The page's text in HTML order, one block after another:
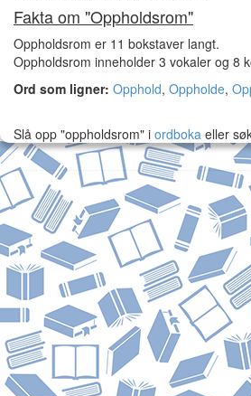
Fakta om "Oppholdsrom"
Oppholdsrom er 11 bokstaver langt.
Oppholdsrom inneholder 3 vokaler og 8
Ord som ligner: Opphold, Oppholde,
Slå opp "oppholdsrom" i ordboka eller